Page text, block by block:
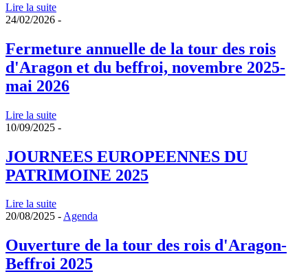
Lire la suite
24/02/2026 -
Fermeture annuelle de la tour des rois
d'Aragon et du beffroi, novembre 2025-
mai 2026
Lire la suite
10/09/2025 -
JOURNEES EUROPEENNES DU
PATRIMOINE 2025
Lire la suite
20/08/2025 -Agenda
Ouverture de la tour des rois d'Aragon-
Beffroi 2025